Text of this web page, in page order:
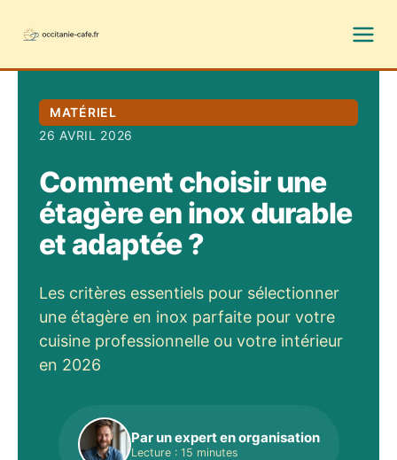
MATÉRIEL
26 AVRIL 2026
Comment choisir une
étagère en inox durable
et adaptée ?
Les critères essentiels pour sélectionner
une étagère en inox parfaite pour votre
cuisine professionnelle ou votre intérieur
en 2026
Par un expert en organisation
Lecture : 15 minutes